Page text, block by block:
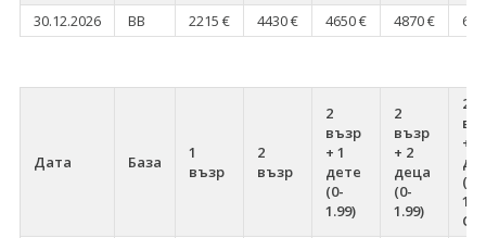
30.12.2026
BB 2215 € 4430 € 4650 € 4870 €
Дата База
1
възр
2
възр
2
възр
+ 1
дете
(0-
1.99)
2
възр
+ 2
деца
(0-
1.99)
2
+ 2
(0-